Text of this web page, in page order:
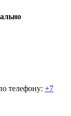
телефону: +7